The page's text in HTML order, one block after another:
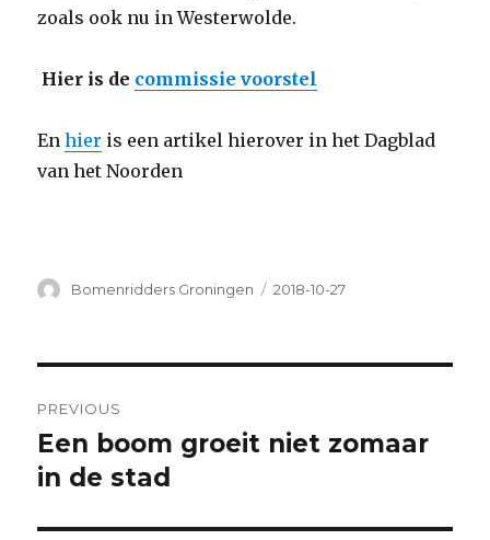
zoals ook nu in Westerwolde.
Hier is de commissie voorstel
Enhier is een artikel hierover in het Dagblad
van het Noorden
Author
Bomenridders Groningen
Posted
2018-10-27
navigation
PREVIOUS
Previous
post:
Een boom groeit niet zomaar
in de stad